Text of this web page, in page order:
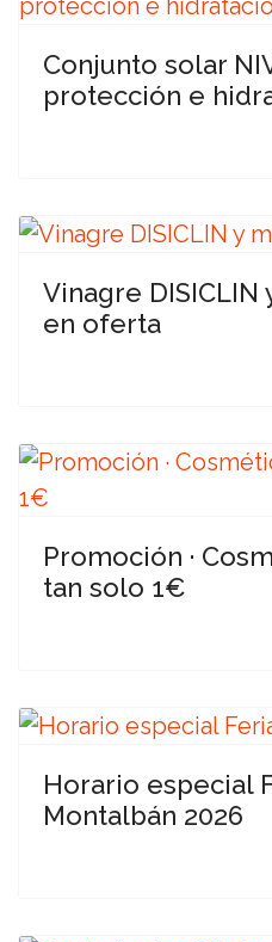
Conjunto solar
protección e
Vinagre DISICLIN
en oferta
Promoción ·
tan solo 1€
Horario especial
Montalbán 2026